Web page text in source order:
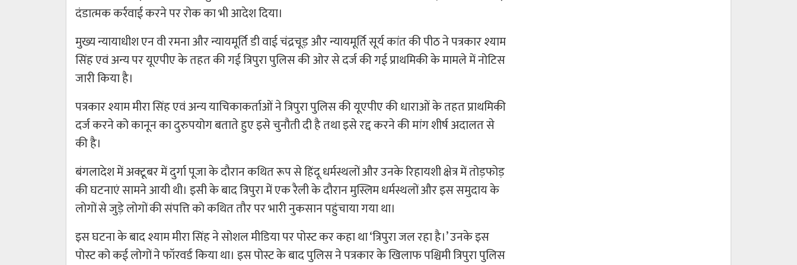
दंडात्मक कर्रवाई करने पर रोक का भी आदेश दिया।
मुख्य न्यायाधीश एन वी रमना और न्यायमूर्ति डी वाई चंद्रचूड़ और न्यायमूर्ति सूर्य कांत की पीठ ने पत्रकार श्याम
सिंह एवं अन्य पर यूएपीए के तहत की गई त्रिपुरा पुलिस की ओर से दर्ज की गई प्राथमिकी के मामले में नोटिस
जारी किया है।
पत्रकार श्याम मीरा सिंह एवं अन्य याचिकाकर्ताओं ने त्रिपुरा पुलिस की यूएपीए की धाराओं के तहत प्राथमिकी
दर्ज करने को कानून का दुरुपयोग बताते हुए इसे चुनौती दी है तथा इसे रद्द करने की मांग शीर्ष अदालत से
की है।
बंगलादेश में अक्टूबर में दुर्गा पूजा के दौरान कथित रूप से हिंदू धर्मस्थलों और उनके रिहायशी क्षेत्र में तोड़फोड़
की घटनाएं सामने आयी थी। इसी के बाद त्रिपुरा में एक रैली के दौरान मुस्लिम धर्मस्थलों और इस समुदाय के
लोगों से जुड़े लोगों की संपत्ति को कथित तौर पर भारी नुकसान पहुंचाया गया था।
इस घटना के बाद श्याम मीरा सिंह ने सोशल मीडिया पर पोस्ट कर कहा था ‘त्रिपुरा जल रहा है।’ उनके इस
पोस्ट को कई लोगों ने फॉरवर्ड किया था। इस पोस्ट के बाद पुलिस ने पत्रकार के खिलाफ पश्चिमी त्रिपुरा पुलिस